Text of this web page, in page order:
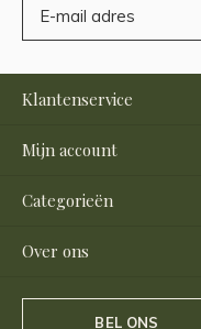
Klantenservice
Mijn account
Categorieën
Over ons
BEL ONS